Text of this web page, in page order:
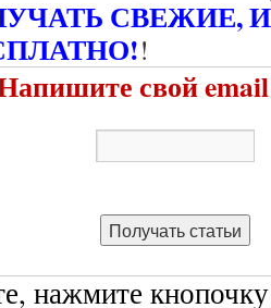
СВЕЖИЕ,
!
свой
нажмите